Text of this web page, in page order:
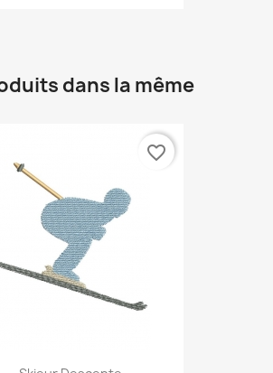
dans la même
favorite_border